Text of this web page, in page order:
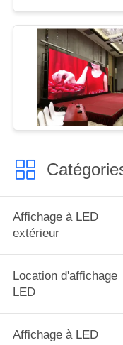
Affichage à LED
extérieur
Location d'affichage
LED
Affichage à LED